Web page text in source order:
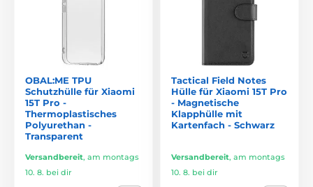
OBAL:ME TPU
Schutzhülle für Xiaomi
15T Pro -
Thermoplastisches
Polyurethan -
Transparent
Versandbereit, am montags
10. 8. bei dir
Tactical Field Notes
Hülle für Xiaomi 15T Pro
- Magnetische
Klapphülle mit
Kartenfach - Schwarz
Versandbereit, am montags
10. 8. bei dir